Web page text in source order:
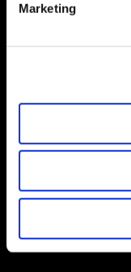
Marketing
Middelfartvej
CVR. 32798888
MARKETING